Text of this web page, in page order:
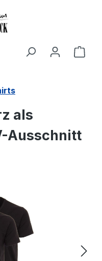
als
Ausschnitt